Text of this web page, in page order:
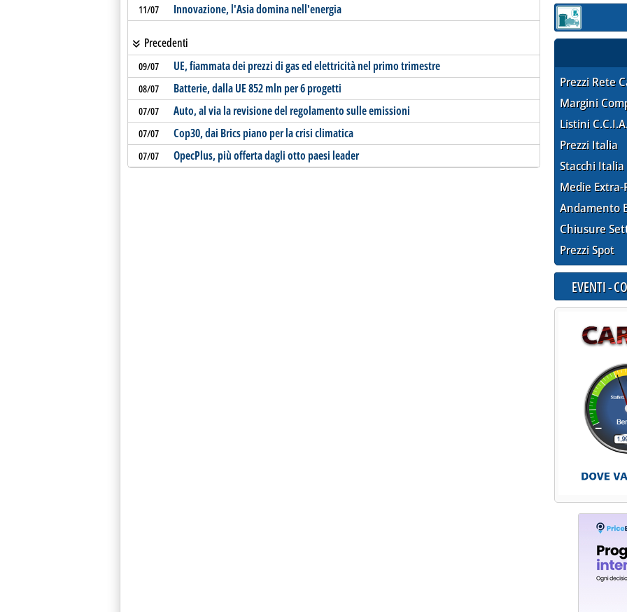
11/07 Innovazione, l'Asia domina nell'energia
Precedenti
09/07 UE, fiammata dei prezzi di gas ed elettricità nel primo trimestre
08/07 Batterie, dalla UE 852 mln per 6 progetti
07/07 Auto, al via la revisione del regolamento sulle emissioni
07/07 Cop30, dai Brics piano per la crisi climatica
07/07 OpecPlus, più offerta dagli otto paesi leader
Sezione:
Prezzi Rete
Margini
Listini
Prezzi Italia
Stacchi Italia
Medie Extra-
Andamento
Chiusure
Prezzi Spot
EVENTI -